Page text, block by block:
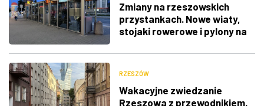
Zmiany na rzeszowskich
przystankach. Nowe wiaty,
stojaki rowerowe i pylony na
RZESZÓW
Wakacyjne zwiedzanie
Rzeszowa z przewodnikiem.